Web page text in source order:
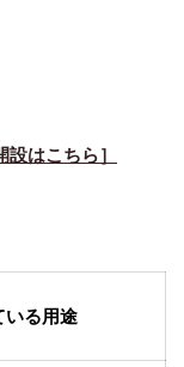
はこちら］
いる用途